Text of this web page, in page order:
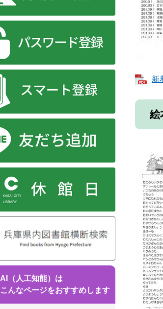
新
絵
AI（人工知能）は
こんなページをおすすめします